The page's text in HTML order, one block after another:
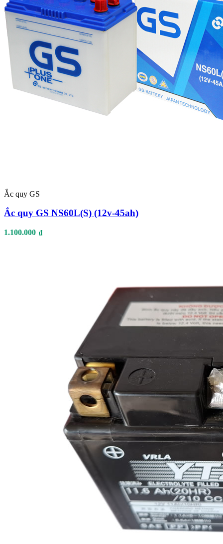
Ắc quy GS
Ắc quy GS NS60L(S) (12v-45ah)
1.100.000 ₫